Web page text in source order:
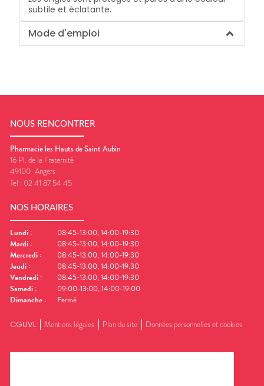
subtile et éclatante.
Mode d'emploi
NOUS RENCONTRER
Pharmacie les Hauts de Saint Aubin
16 Pl. de la Fraternité
49100 Angers
Tel : 02 41 87 54 45
NOS HORAIRES
Lundi :
08:45-13:00, 14:00-19:30
Mardi :
08:45-13:00, 14:00-19:30
Mercredi :
08:45-13:00, 14:00-19:30
Jeudi :
08:45-13:00, 14:00-19:30
Vendredi :
08:45-13:00, 14:00-19:30
Samedi :
09:00-13:00, 14:00-19:00
Dimanche : Fermé
CGUVL Mentions légales Plan du site Données personnelles et cookies